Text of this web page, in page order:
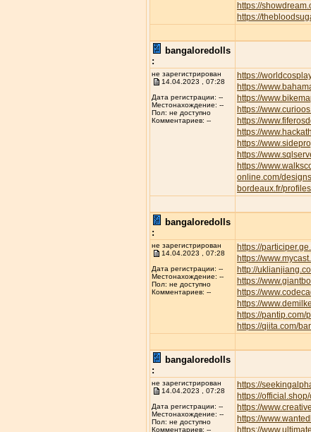
https://
https://
bangaloredolls
:
не зарегистрирован
14.04.2023 , 07:28
Дата регистрации: --
Местонахождение: --
Пол: не доступно
Комментариев: --
https://
https://
https://
https://
https://
https://
https://
https://
https://
online.com/
bordeaux.fr/
bangaloredolls
:
не зарегистрирован
14.04.2023 , 07:28
Дата регистрации: --
Местонахождение: --
Пол: не доступно
Комментариев: --
https://
https://
http://
https://
https://
https://
https://
https://qiita.com/
bangaloredolls
:
не зарегистрирован
14.04.2023 , 07:28
Дата регистрации: --
Местонахождение: --
Пол: не доступно
Комментариев: --
https://
https://
https://
https://
https://